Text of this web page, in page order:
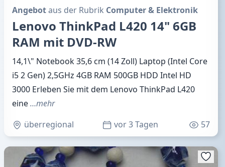
Angebotaus der Rubrik Computer & Elektronik
Lenovo ThinkPad L420 14" 6GB
RAM mit DVD-RW
14,1\" Notebook 35,6 cm (14 Zoll) Laptop (Intel Core
i5 2 Gen) 2,5GHz 4GB RAM 500GB HDD Intel HD
3000 Erleben Sie mit dem Lenovo ThinkPad L420
eine…mehr
überregional
vor 3 Tagen 57